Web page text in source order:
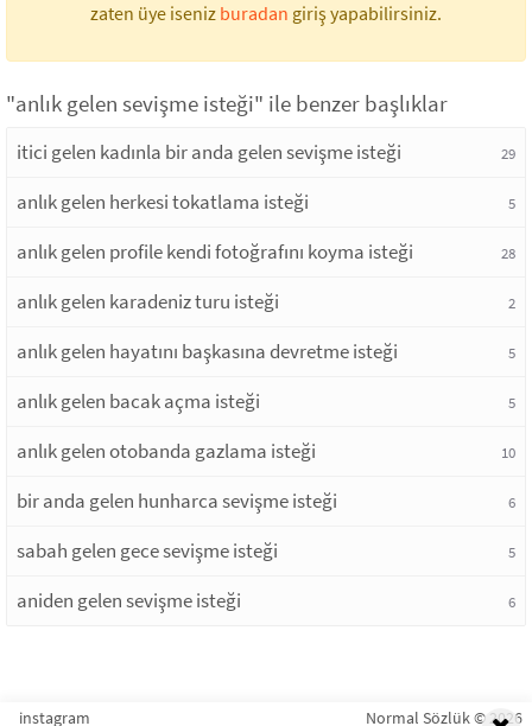
zaten üye iseniz buradan giriş yapabilirsiniz.
"anlık gelen sevişme isteği" ile benzer başlıklar
itici gelen kadınla bir anda gelen sevişme isteği 29
anlık gelen herkesi tokatlama isteği 5
anlık gelen profile kendi fotoğrafını koyma isteği 28
anlık gelen karadeniz turu isteği 2
anlık gelen hayatını başkasına devretme isteği 5
anlık gelen bacak açma isteği 5
anlık gelen otobanda gazlama isteği 10
bir anda gelen hunharca sevişme isteği 6
sabah gelen gece sevişme isteği 5
aniden gelen sevişme isteği 6
instagram Normal Sözlük © 2026